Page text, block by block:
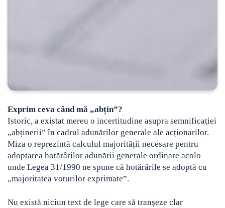
Exprim ceva când mă „abțin”?
Istoric, a existat mereu o incertitudine asupra semnificației
„abținerii” în cadrul adunărilor generale ale acționarilor.
Miza o reprezintă calculul majorității necesare pentru
adoptarea hotărârilor adunării generale ordinare acolo
unde Legea 31/1990 ne spune că hotărârile se adoptă cu
„majoritatea voturilor exprimate”.
Nu există niciun text de lege care să tranșeze clar